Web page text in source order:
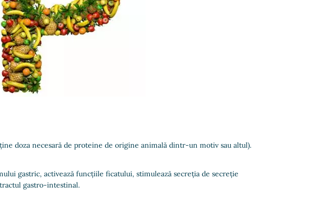
doza necesară de proteine de origine animală dintr-un motiv sau altul).
gastric, activează funcțiile ficatului, stimulează secreția de secreție
gastro-intestinal.